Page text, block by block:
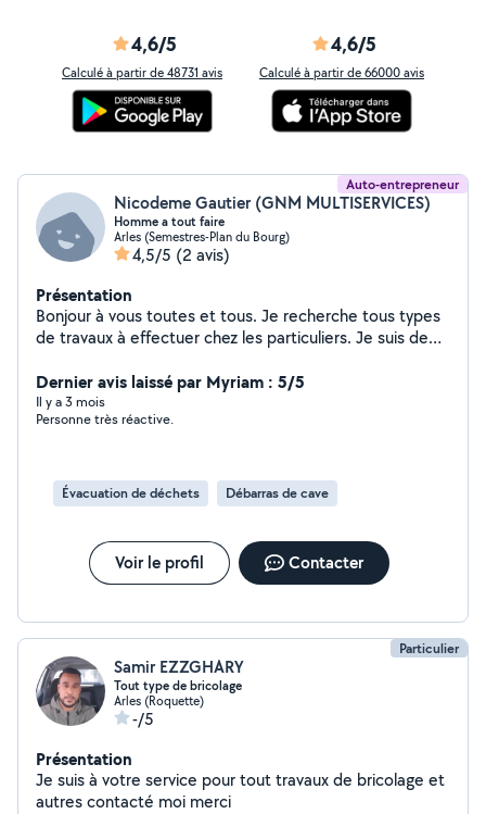
4,6/5
Calculé à partir de 48731 avis
4,6/5
Calculé à partir de 66000 avis
Auto-entrepreneur
Nicodeme Gautier (GNM MULTISERVICES)
Homme a tout faire
Arles (Semestres-Plan du Bourg)
4,5/5 (2 avis)
Présentation
Bonjour à vous toutes et tous. Je recherche tous types
de travaux à effectuer chez les particuliers. Je suis de
extérieurs (tonte, jardinage, élagage, etc.) et je peut
vous faire tous se qui est déménagement débarrassage
touts types de maçonnerie etc.). Je possède le
Dernier avis laissé par Myriam : 5/5
Il y a 3 mois
Personne très réactive.
Évacuation de déchets Débarras de cave
Voir le profil Contacter
Particulier
Samir EZZGHARY
Tout type de bricolage
Arles (Roquette)
-/5
Présentation
Je suis à votre service pour tout travaux de bricolage et
autres contacté moi merci